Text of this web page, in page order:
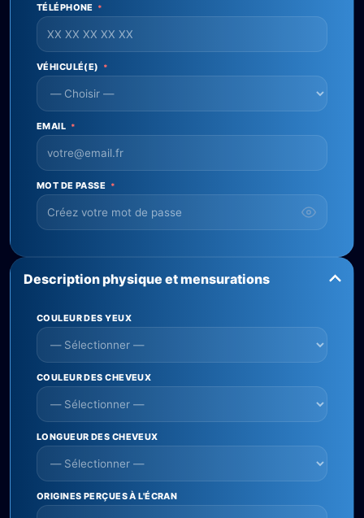
TÉLÉPHONE *
VÉHICULÉ(E) *
EMAIL *
MOT DE PASSE *
Description physique et mensurations
COULEUR DES YEUX
COULEUR DES CHEVEUX
LONGUEUR DES CHEVEUX
ORIGINES PERÇUES À L'ÉCRAN